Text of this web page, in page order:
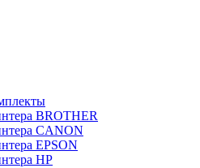
BROTHER
CANON
EPSON
HP